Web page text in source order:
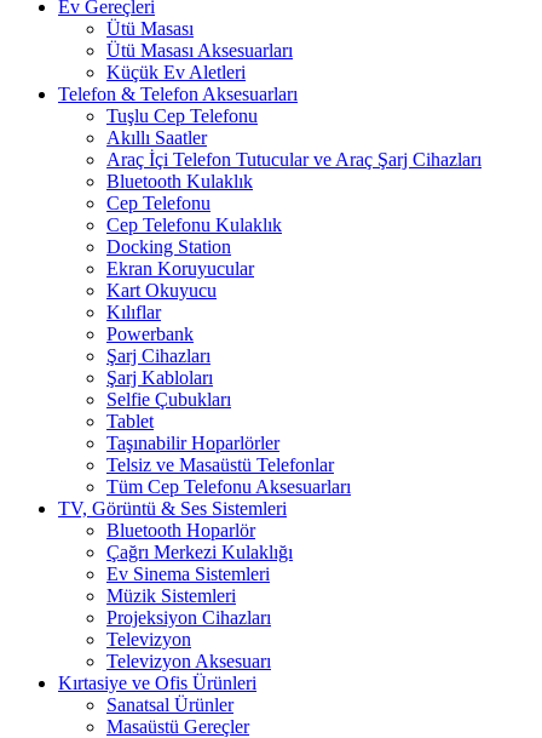
Ev Gereçleri
Ütü Masası
Ütü Masası Aksesuarları
Küçük Ev Aletleri
Telefon & Telefon Aksesuarları
Tuşlu Cep Telefonu
Akıllı Saatler
Araç İçi Telefon Tutucular ve Araç Şarj Cihazları
Bluetooth Kulaklık
Cep Telefonu
Cep Telefonu Kulaklık
Docking Station
Ekran Koruyucular
Kart Okuyucu
Kılıflar
Powerbank
Şarj Cihazları
Şarj Kabloları
Selfie Çubukları
Tablet
Taşınabilir Hoparlörler
Telsiz ve Masaüstü Telefonlar
Tüm Cep Telefonu Aksesuarları
TV, Görüntü & Ses Sistemleri
Bluetooth Hoparlör
Çağrı Merkezi Kulaklığı
Ev Sinema Sistemleri
Müzik Sistemleri
Projeksiyon Cihazları
Televizyon
Televizyon Aksesuarı
Kırtasiye ve Ofis Ürünleri
Sanatsal Ürünler
Masaüstü Gereçler